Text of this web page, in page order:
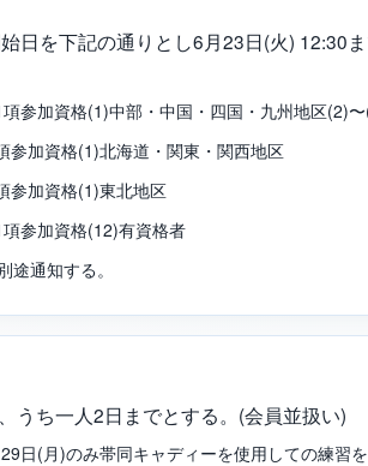
日を下記の通りとし6月23日(火) 12:30
参加資格(1)中部・中国・四国・九州地区(2)
加資格(1)北海道・関東・関西地区
加資格(1)東北地区
参加資格(12)有資格者
通知する。
うち一人2日までとする。(会員並扱い)
日(月)のみ帯同キャディーを使用しての練習